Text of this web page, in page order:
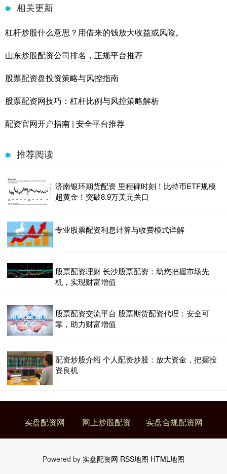
相关更新
杠杆炒股什么意思？用借来的钱放大收益或风险。
山东炒股配资公司排名，正规平台推荐
股票配资盘投资策略与风控指南
股票配资网技巧：杠杆比例与风控策略解析
配资官网开户指南 | 安全平台推荐
推荐阅读
济南银环期货配资 里程碑时刻！比特币ETF规模
超黄金！突破8.9万美元关口
专业股票配资利息计算与收费模式详解
股票配资理财 长沙股票配资：助您把握市场先
机，实现财富增值
股票配资交流平台 股票期货配资代理：安全可
靠，助力财富增值
配资炒股介绍 个人配资炒股：放大资金，把握投
资良机
实盘配资网 网上炒股配资 实盘合规配资网
Powered by 实盘配资网 RSS地图 HTML地图